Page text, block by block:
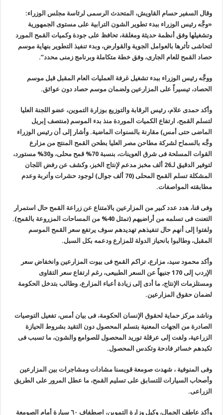
وقال السفير حسام القاويش، المتحدث الرسمى لرئاسة مجلس الوزراء:
«وجَّه رئيس الوزراء ببدء تطوير الشون الترابية على مستوى الجمهورية
وتشغيلها وفق أنظمة حديثة ومغلقة، تحافظ على جودة وكميات القمح المورد
لتحاشى تأثرها بالعوامل الجوية والقوارض، وبدء تنفيذ التطوير بنهاية موسم
حصاد القمح للعام الجارى، وفق خطة متكاملة وبرنامج زمنى محدد”.
ووجَّه رئيس الوزراء ببدء تشغيل غرفة العمليات العام المقبل قبل موسم
الحصاد، تيسيراً على المزارعين ولضمان موسم حصاد دون عوائق.
وأكد حمدى علام، رئيس الرقابة والتوزيع بوزارة التموين، عضو اللجنة العليا
لتسلم القمح، ارتفاع الكميات الموردة منذ بدء الموسم(منتصف إبريل
الماضى حتى أمس) مقارنة بالسنوات الماضية. وأشار إلى أن رئيس الوزراء
وجَّه بالسماح لشركة مطاحن مصر العليا بطحن القمح المنتج من مزارع
القوات المسلحة فى شرق العوينات، بنسبة 70% قمح محلى، و30% مستورد،
لتوفير الدقيق لـ26 ألف مخبز مدعم لإنتاج الخبز، وكشف عن رفض اللجان
المشكلة تسلم القمح المحلى (70 ألف جوال) لوجود حشرات وأتربة وعدم
مطابقته المواصفات.
وفى قنا، هدد عدد كبير من المزارعين بالامتناع عن زراعة القمح حال استمرار
التعنت فى تسلمه من أراضيهم (تمثل 40% من المساحات المزروعة بالقمح).
ولفتوا إلى أنهم حال تنفيذهم تهديدهم سوف يرتفع سعر القمح الموسم
المقبل، وطالبوا بانحياز الدولة للمزارع ودعمه بكل السبل.
وأكد محمود سيد، مزارع، تراكم القمح فى بيوت المزارعين وانخفاض سعر
الإردب إلى 170 جنيهاً عن السعر الطبيعى، رغم ارتفاع سعر التقاوى
ومستلزمات الإنتاج، ما أدى إلى زيادة أعباء المزارع، وطالب بتدخل الحكومة
لضمان حقوق المزارعين.
وناشد مركز حماية لحقوق الإنسان الحكومة، فى بيان أمس، تفعيل التوصيات
الصادرة من الجهات المعنية بتسلم المحصول دون التقيد بشروط الحيازة
الزراعية، ولفت إلى عرقلة توريد المحصول للصوامع والشون، ما تسبب فى
تكبدهم خسائر فادحة وتكدس المحصول.
وفى المنوفية ، شهدت صومعة قويسنا مشادات ومشاجرات بين المزارعين
وأصحاب السيارات للتسابق على تسليم القمح، ما عطل المرور على الطريق
الزراعى.
وأكد عاطف الجمال، وكيل وزارة التموين، اصطفاف ٦٠ سيارة أمام الصومعة